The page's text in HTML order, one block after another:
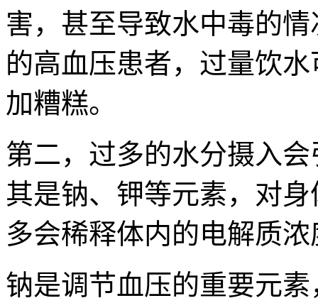
害，甚至导致水中毒的
的高血压患者，过量饮
加糟糕。
第二，过多的水分摄入
其是钠、钾等元素，对
多会稀释体内的电解质
钠是调节血压的重要元